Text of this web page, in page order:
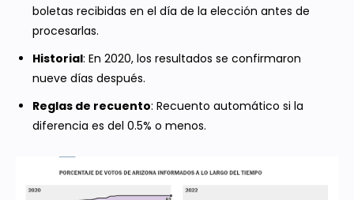
boletas recibidas en el día de la elección antes de
procesarlas.
Historial: En 2020, los resultados se confirmaron
nueve días después.
Reglas de recuento: Recuento automático si la
diferencia es del 0.5% o menos.